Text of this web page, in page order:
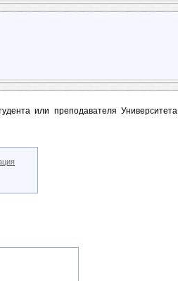
или преподавателя Университета